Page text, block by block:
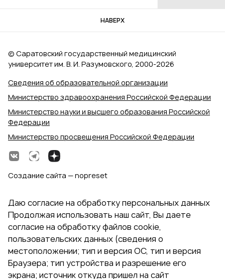
НАВЕРХ
Сведения об образовательной организации
Министерство здравоохранения Российской Федерации
Министерство науки и высшего образования Российской
Федерации
Министерство просвещения Российской Федерации
© Саратовский государственный медицинский
университет им. В. И. Разумовского, 2000‑2026
Создание сайта — nopreset
Даю согласие на обработку персональных данных
Продолжая использовать наш сайт, Вы даете
согласие на обработку файлов cookie,
пользовательских данных (сведения о
местоположении; тип и версия ОС, тип и версия
Браузера; тип устройства и разрешение его
экрана; источник откуда пришел на сайт